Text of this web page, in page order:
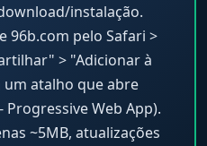
instalação.
96b.com pelo Safari >
> "Adicionar à
um atalho que abre
Progressive Web App).
~5MB, atualizações